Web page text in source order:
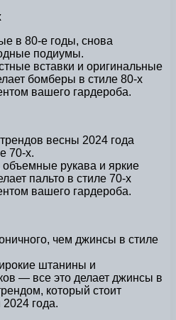
в 80-е годы, снова
подиумы.
вставки и оригинальные
бомберы в стиле 80-х
вашего гардероба.
весны 2024 года
70-х.
рукава и яркие
пальто в стиле 70-х
вашего гардероба.
чем джинсы в стиле
штанины и
— все это делает джинсы в
который стоит
года.